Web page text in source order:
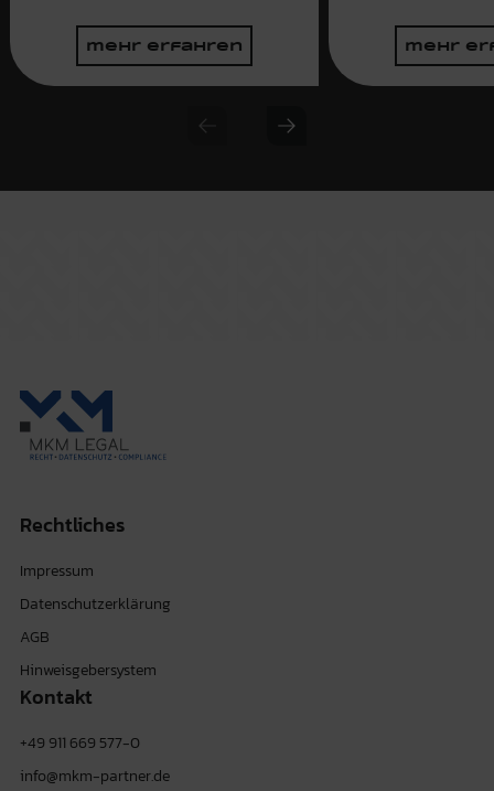
mehr erfahren mehr
Previous slide
Next slide
Rechtliches
Impressum
Datenschutzerklärung
AGB
Hinweisgebersystem
Kontakt
+49 911 669 577-0
info@mkm-partner.de